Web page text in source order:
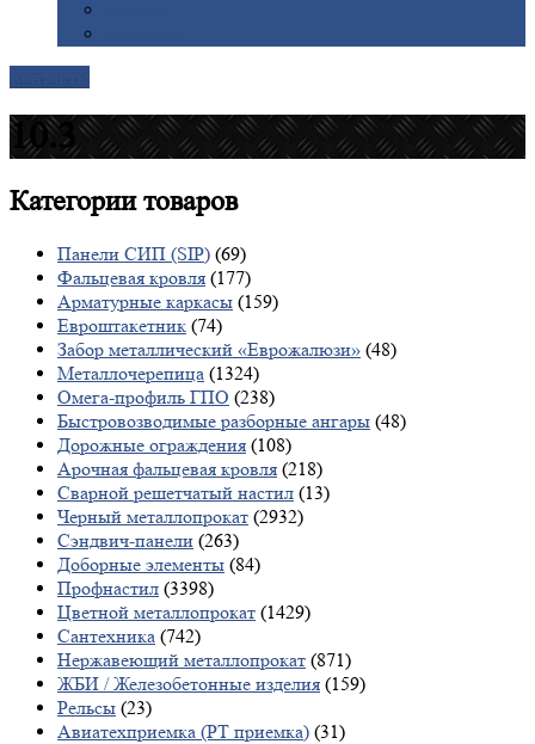
10.3
Категориитоваров
Панели СИП (SIP) (69)
Фальцевая кровля (177)
Арматурные каркасы (159)
Евроштакетник (74)
Забор металлический «Еврожалюзи» (48)
Металлочерепица (1324)
Омега-профиль ГПО (238)
Быстровозводимые разборные ангары (48)
Дорожные ограждения (108)
Арочная фальцевая кровля (218)
Сварной решетчатый настил (13)
Черный металлопрокат (2932)
Сэндвич-панели (263)
Доборные элементы (84)
Профнастил (3398)
Цветной металлопрокат (1429)
Сантехника (742)
Нержавеющий металлопрокат (871)
ЖБИ / Железобетонные изделия (159)
Рельсы (23)
Авиатехприемка (РТ приемка) (31)